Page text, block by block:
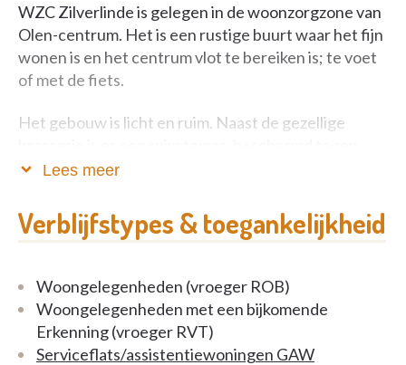
WZC Zilverlinde is gelegen in de woonzorgzone van
Olen-centrum. Het is een rustige buurt waar het fijn
wonen is en het centrum vlot te bereiken is; te voet
of met de fiets.
Het gebouw is licht en ruim. Naast de gezellige
wind en zon.
Lees meer
Verblijfstypes & toegankelijkheid
Woongelegenheden (vroeger ROB)
Woongelegenheden met een bijkomende
Erkenning (vroeger RVT)
Serviceflats/assistentiewoningen GAW